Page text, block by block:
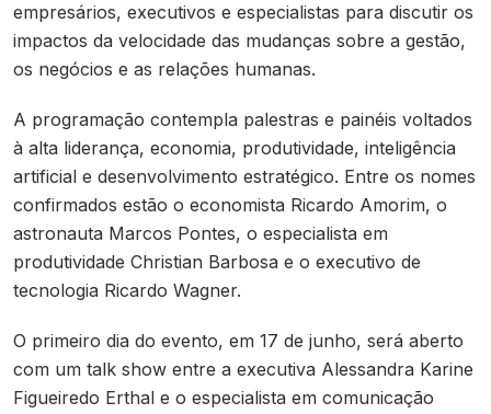
empresários, executivos e especialistas para discutir os
impactos da velocidade das mudanças sobre a gestão,
os negócios e as relações humanas.
A programação contempla palestras e painéis voltados
à alta liderança, economia, produtividade, inteligência
artificial e desenvolvimento estratégico. Entre os nomes
confirmados estão o economista Ricardo Amorim, o
astronauta Marcos Pontes, o especialista em
produtividade Christian Barbosa e o executivo de
tecnologia Ricardo Wagner.
O primeiro dia do evento, em 17 de junho, será aberto
com um talk show entre a executiva Alessandra Karine
Figueiredo Erthal e o especialista em comunicação